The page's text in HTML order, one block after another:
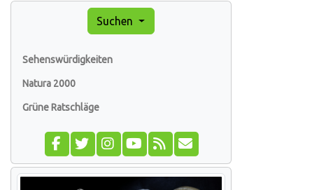
Suchen
Sehenswürdigkeiten
Natura 2000
Grüne Ratschläge